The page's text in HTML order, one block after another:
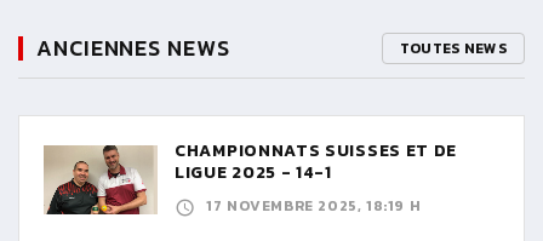
ANCIENNES NEWS TOUTES NEWS
CHAMPIONNATS SUISSES ET DE
LIGUE 2025 - 14-1
17 NOVEMBRE 2025, 18:19 H